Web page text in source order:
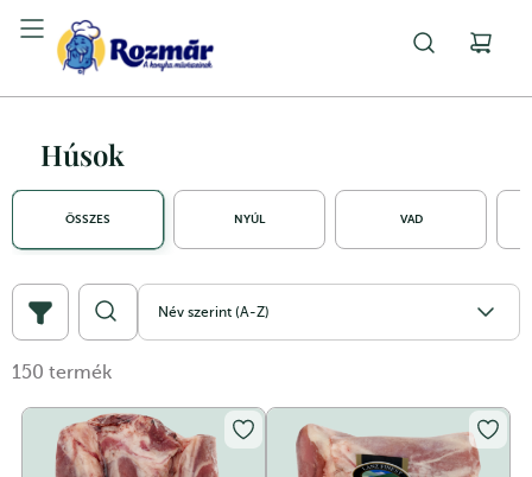
Húsok
ÖSSZES NYÚL VAD
150 termék
Név szerint (A-Z)